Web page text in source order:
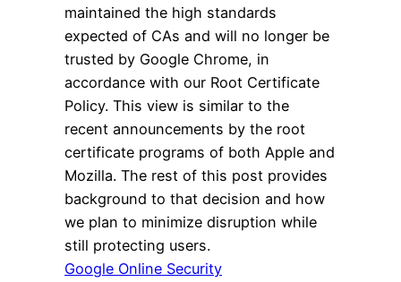
maintained the high standards
expected of CAs and will no longer be
trusted by Google Chrome, in
accordance with our Root Certificate
Policy. This view is similar to the
recent announcements by the root
certificate programs of both Apple and
Mozilla. The rest of this post provides
background to that decision and how
we plan to minimize disruption while
still protecting users.
Google Online Security